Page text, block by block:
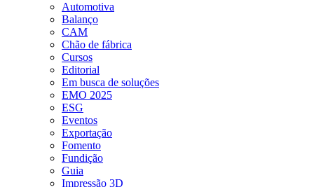
Automotiva
Balanço
CAM
Chão de fábrica
Cursos
Editorial
Em busca de soluções
EMO 2025
ESG
Eventos
Exportação
Fomento
Fundição
Guia
Impressão 3D